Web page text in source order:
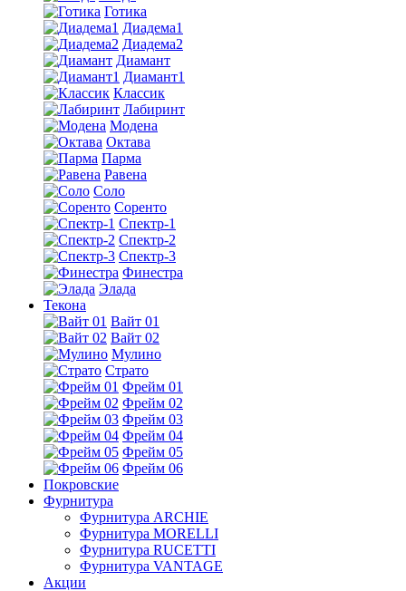
Готика
Диадема1
Диадема2
Диамант
Диамант1
Классик
Лабиринт
Модена
Октава
Парма
Равена
Соло
Соренто
Спектр-1
Спектр-2
Спектр-3
Финестра
Элада
Текона
Вайт 01
Вайт 02
Мулино
Страто
Фрейм 01
Фрейм 02
Фрейм 03
Фрейм 04
Фрейм 05
Фрейм 06
Покровские
Фурнитура
Фурнитура ARCHIE
Фурнитура MORELLI
Фурнитура RUCETTI
Фурнитура VANTAGE
Акции